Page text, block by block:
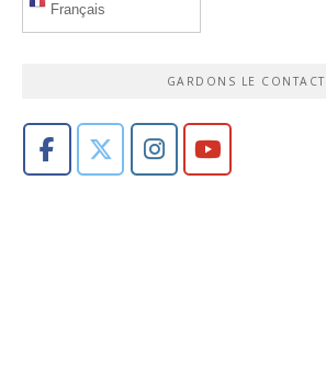
Français
GARDONS LE CONTACT